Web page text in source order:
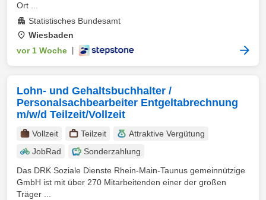
Ort ...
Statistisches Bundesamt
Wiesbaden
vor 1 Woche
Lohn- und Gehaltsbuchhalter /
Personalsachbearbeiter Entgeltabrechnung
m/w/d Teilzeit/Vollzeit
Vollzeit Teilzeit
Attraktive Vergütung
JobRad
Sonderzahlung
Das DRK Soziale Dienste Rhein-Main-Taunus gemeinnützige
GmbH ist mit über 270 Mitarbeitenden einer der großen
Träger ...